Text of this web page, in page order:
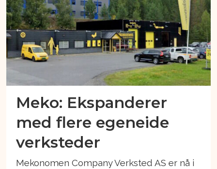
Meko: Ekspanderer
med flere egeneide
verksteder
Mekonomen Company Verksted AS er nå i